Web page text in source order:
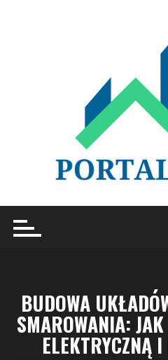
BUDOWA
SMAROWANIA:
ELEKTRYCZNĄ